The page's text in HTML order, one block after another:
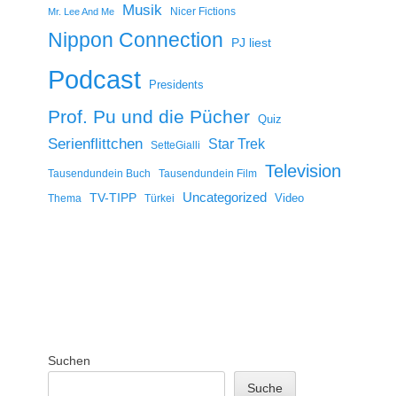
Mr. Lee And Me Musik Nicer Fictions
Nippon Connection PJ liest
Podcast Presidents
Prof. Pu und die Pücher Quiz
Serienflittchen SetteGialli Star Trek
Tausendundein Buch Tausendundein Film Television
Thema TV-TIPP Türkei Uncategorized Video
Suchen
Suche